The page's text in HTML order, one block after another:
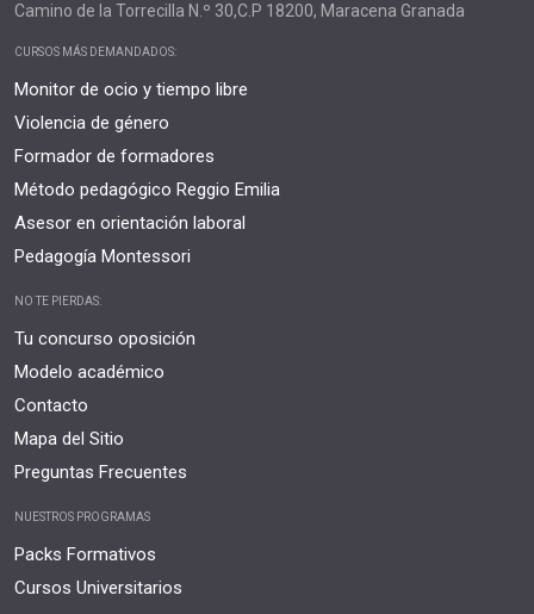
Camino de la Torrecilla N.º 30,C.P 18200, Maracena Granada
CURSOS MÁS DEMANDADOS:
Monitor de ocio y tiempo libre
Violencia de género
Formador de formadores
Método pedagógico Reggio Emilia
Asesor en orientación laboral
Pedagogía Montessori
NO TE PIERDAS:
Tu concurso oposición
Modelo académico
Contacto
Mapa del Sitio
Preguntas Frecuentes
NUESTROS PROGRAMAS
Packs Formativos
Cursos Universitarios